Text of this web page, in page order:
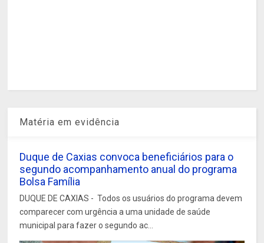
Matéria em evidência
Duque de Caxias convoca beneficiários para o
segundo acompanhamento anual do programa
Bolsa Família
DUQUE DE CAXIAS - Todos os usuários do programa devem
comparecer com urgência a uma unidade de saúde
municipal para fazer o segundo ac...